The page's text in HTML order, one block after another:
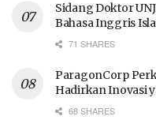
Sidang Doktor
Bahasa Inggris
71 SHARES
ParagonCorp
Hadirkan Inovasi
68 SHARES